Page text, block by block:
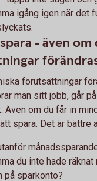
igång igen när det
- även om
förutsättningar
man sitt jobb, går
Även om du får in
spara. Det är bättre
du inte hade
på sparkonto?